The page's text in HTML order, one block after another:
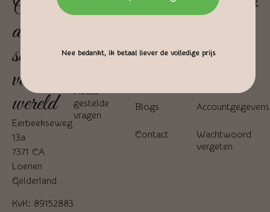
Ontdek
de
schatten
van de
wereld
Eerbeekseweg
13a
7371 CA
Loenen
Gelderland
KvK: 89152883
Klantenservice
Bestellen en
Meest
gestelde
vragen
Pagina's
Winkel
Blogs
Contact
Mijn account
Bestellingen
Accountgegevens
Wachtwoord
vergeten
Nee bedankt, ik betaal liever de volledige prijs